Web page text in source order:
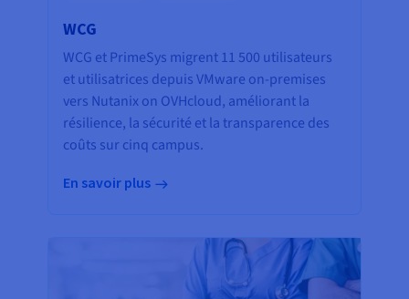
WCG
WCG et PrimeSys migrent 11 500 utilisateurs
et utilisatrices depuis VMware on-premises
vers Nutanix on OVHcloud, améliorant la
résilience, la sécurité et la transparence des
coûts sur cinq campus.
En savoir plus